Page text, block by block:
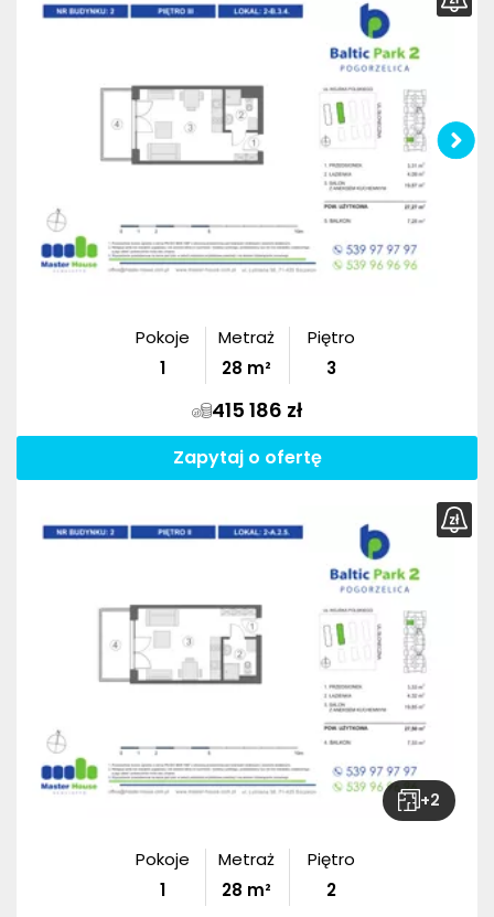
Pokoje
1
Metraż
28 m²
Piętro
3
415 186 zł
Zapytaj o ofertę
+2
Pokoje
1
Metraż
28 m²
Piętro
2